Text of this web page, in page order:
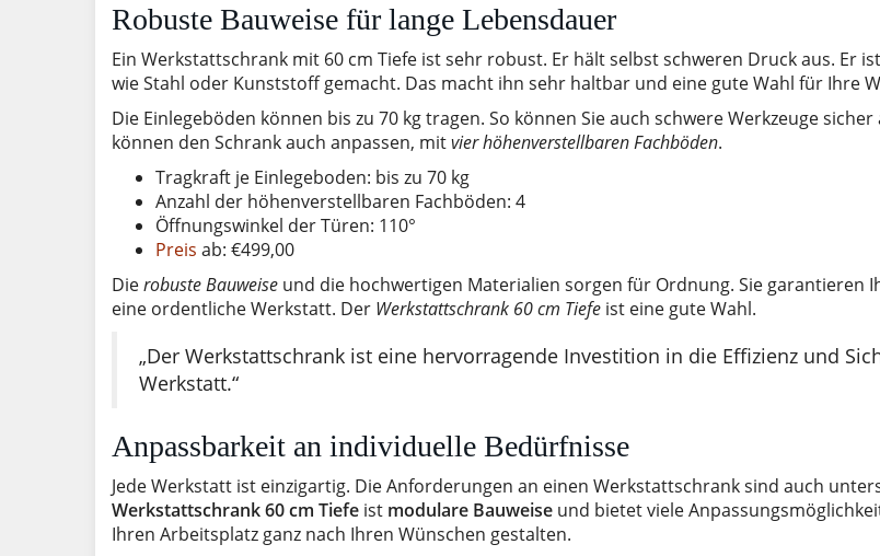
Robuste Bauweise für lange Lebensdauer
Ein Werkstattschrank mit 60 cm Tiefe ist sehr robust. Er hält selbst schweren Druck aus. Er
wie Stahl oder Kunststoff gemacht. Das macht ihn sehr haltbar und eine gute Wahl für Ihre
Die Einlegeböden können bis zu 70 kg tragen. So können Sie auch schwere Werkzeuge
können den Schrank auch anpassen, mitvier höhenverstellbaren Fachböden.
Tragkraft je Einlegeboden: bis zu 70 kg
Anzahl der höhenverstellbaren Fachböden: 4
Öffnungswinkel der Türen: 110°
Preis ab: €499,00
Dierobuste Bauweise und die hochwertigen Materialien sorgen für Ordnung. Sie garantieren
eine ordentliche Werkstatt. Der Werkstattschrank 60 cm Tiefe ist eine gute Wahl.
„Der Werkstattschrank ist eine hervorragende Investition in die Effizienz und
Werkstatt.“
Anpassbarkeit an individuelle Bedürfnisse
Jede Werkstatt ist einzigartig. Die Anforderungen an einen Werkstattschrank sind auch
Werkstattschrank 60 cm Tiefe ist modulare Bauweise und bietet viele
Ihren Arbeitsplatz ganz nach Ihren Wünschen gestalten.